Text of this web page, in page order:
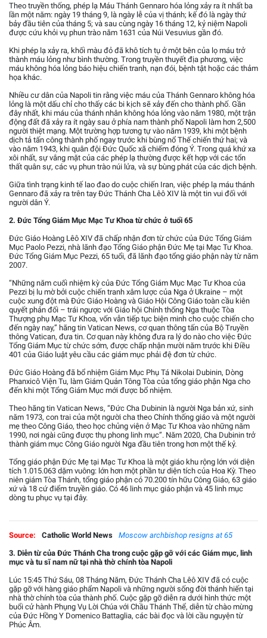
Theo truyền thống, phép lạ Máu Thánh Gennaro hóa lỏng xảy ra ít nhất ba
lần một năm: ngày 19 tháng 9, là ngày lễ của vị thánh; kế đó là ngày thứ
bảy đầu tiên của tháng 5; và sau cùng ngày 16 tháng 12, kỷ niệm Napoli
được cứu khỏi vụ phun trào năm 1631 của Núi Vesuvius gần đó.
Khi phép lạ xảy ra, khối màu đỏ đã khô tích tụ ở một bên của lọ máu trở
thành máu lỏng như bình thường. Trong truyền thuyết địa phương, việc
máu không hóa lỏng báo hiệu chiến tranh, nạn đói, bệnh tật hoặc các thảm
họa khác.
Nhiều cư dân của Napoli tin rằng việc máu của Thánh Gennaro không hóa
lỏng là một dấu chỉ cho thấy các bi kịch sẽ xảy đến cho thành phố. Gần
đây nhất, khi máu của thánh nhân không hóa lỏng vào năm 1980, một trận
động đất đã xảy ra ít ngày sau ở phía nam thành phố Napoli làm hơn 2,500
người thiệt mạng. Một trường hợp tương tự vào năm 1939, khi một bệnh
dịch tả tấn công thành phố ngay trước khi bùng nổ Thế chiến thứ hai; và
vào năm 1943, khi quân đội Đức Quốc xã chiếm đóng Ý. Trong quá khứ xa
xôi nhất, sự vắng mặt của các phép lạ thường được kết hợp với các tổn
thất quân sự, các vụ phun trào núi lửa, và sự bùng phát của các dịch bệnh.
Giữa tình trạng kinh tế lao đao do cuộc chiến Iran, việc phép lạ máu thánh
Gennaro đã xảy ra trên tay Đức Thánh Cha Lêô XIV là một tin vui đối với
người dân Ý.
2. Đức Tổng Giám Mục Mạc Tư Khoa từ chức ở tuổi 65
Đức Giáo Hoàng Lêô XIV đã chấp nhận đơn từ chức của Đức Tổng Giám
Mục Paolo Pezzi, nhà lãnh đạo Tổng Giáo phận Đức Mẹ tại Mạc Tư Khoa.
Đức Tổng Giám Mục Pezzi, 65 tuổi, đã lãnh đạo tổng giáo phận này từ năm
2007.
“Những năm cuối nhiệm kỳ của Đức Tổng Giám Mục Mạc Tư Khoa của
Pezzi bị lu mờ bởi cuộc chiến tranh xâm lược của Nga ở Ukraine – một
cuộc xung đột mà Đức Giáo Hoàng và Giáo Hội Công Giáo toàn cầu kiên
quyết phản đối – trái ngược với Giáo hội Chính thống Nga thuộc Tòa
Thượng phụ Mạc Tư Khoa, vốn vẫn tiếp tục biện minh cho cuộc chiến cho
đến ngày nay,” hãng tin Vatican News, cơ quan thông tấn của Bộ Truyền
thông Vatican, đưa tin. Cơ quan này không đưa ra lý do nào cho việc Đức
Tổng Giám Mục từ chức sớm, được chấp nhận mười năm trước khi Điều
401 của Giáo luật yêu cầu các giám mục phải đệ đơn từ chức.
Đức Giáo Hoàng đã bổ nhiệm Giám Mục Phụ Tá Nikolai Dubinin, Dòng
Phanxicô Viện Tu, làm Giám Quản Tông Tòa của tổng giáo phận Nga cho
đến khi một Tổng Giám Mục mới được bổ nhiệm.
Theo hãng tin Vatican News, “Đức Cha Dubinin là người Nga bản xứ, sinh
năm 1973, con trai của một người cha theo Chính thống giáo và một người
mẹ theo Công Giáo, theo học chủng viện ở Mạc Tư Khoa vào những năm
1990, nơi ngài cũng được thụ phong linh mục”. Năm 2020, Cha Dubinin trở
thành giám mục Công Giáo người Nga đầu tiên trong hơn một thế kỷ.
Tổng giáo phận Đức Mẹ tại Mạc Tư Khoa là một giáo khu rộng lớn với diện
tích 1.015.063 dặm vuông: lớn hơn một phần tư diện tích của Hoa Kỳ. Theo
niên giám Tòa Thánh, tổng giáo phận có 70.200 tín hữu Công Giáo, 63 giáo
xứ và 18 cứ điểm truyền giáo. Có 46 linh mục giáo phận và 45 linh mục
dòng tu phục vụ tại đây.
Source: Catholic World News
Moscow archbishop resigns at 65
3. Diễn từ của Đức Thánh Cha trong cuộc gặp gỡ với các Giám mục, linh
mục và tu sĩ nam nữ tại nhà thờ chính tòa Napoli
Lúc 15:45 Thứ Sáu, 08 Tháng Năm, Đức Thánh Cha Lêô XIV đã có cuộc
gặp gỡ với hàng giáo phẩm Napoli và những người sống đời thánh hiến tại
nhà thờ chính tòa của thành phố. Cuộc gặp gỡ diễn ra dưới hình thức một
buổi cử hành Phụng Vụ Lời Chúa với Chầu Thánh Thể, diễn từ chào mừng
của Đức Hồng Y Domenico Battaglia, các bài đọc và lời cầu nguyện từ
Phúc Âm.